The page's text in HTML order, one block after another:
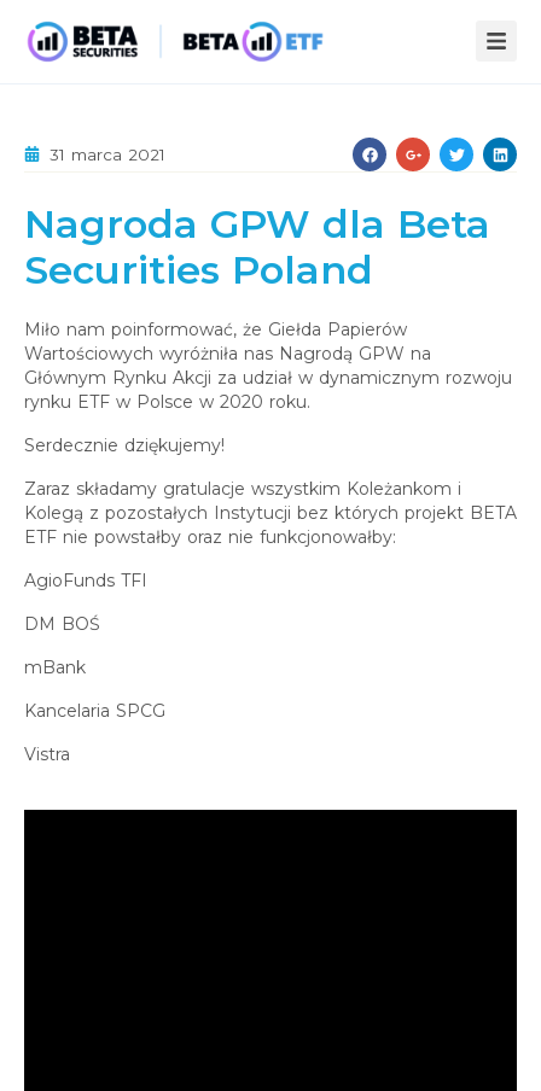
INFOPACK
KOMPENDIUM
O NAS
AKTUALNOŚCI
PUBLIKACJE
KONTAKT
31 marca 2021
Nagroda GPW dla Beta
Securities Poland
Miło nam poinformować, że Giełda Papierów
Wartościowych wyróżniła nas Nagrodą GPW na
Głównym Rynku Akcji za udział w dynamicznym rozwoju
rynku ETF w Polsce w 2020 roku.
Serdecznie dziękujemy!
Zaraz składamy gratulacje wszystkim Koleżankom i
Kolegą z pozostałych Instytucji bez których projekt BETA
ETF nie powstałby oraz nie funkcjonowałby:
AgioFunds TFI
DM BOŚ
mBank
Kancelaria SPCG
Vistra